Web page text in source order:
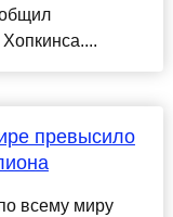
превысило
всему миру